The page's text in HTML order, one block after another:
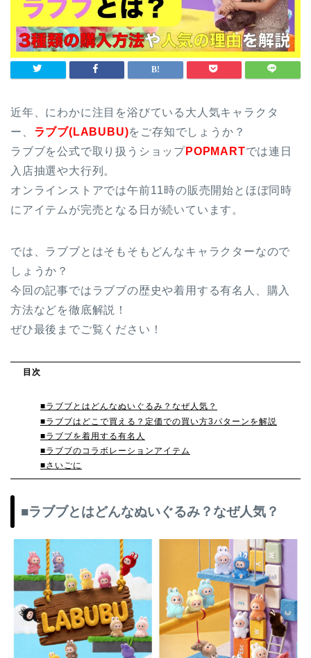
近年、にわかに注目を浴びている大人気キャラクタ
ー、 ラブブ(LABUBU)をご存知でしょうか？
ラブブを公式で取り扱うショップPOPMARTでは連日
入店抽選や大行列。
オンラインストアでは午前11時の販売開始とほぼ同時
にアイテムが完売となる日が続いています。
では、ラブブとはそもそもどんなキャラクターなので
しょうか？
今回の記事ではラブブの歴史や着用する有名人、購入
方法などを徹底解説！
ぜひ最後までご覧ください！
目次
■ラブブとはどんなぬいぐるみ？なぜ人気？
■ラブブはどこで買える？定価での買い方3パターンを解説
■ラブブを着用する有名人
■ラブブのコラボレーションアイテム
■さいごに
■ラブブとはどんなぬいぐるみ？なぜ人気？